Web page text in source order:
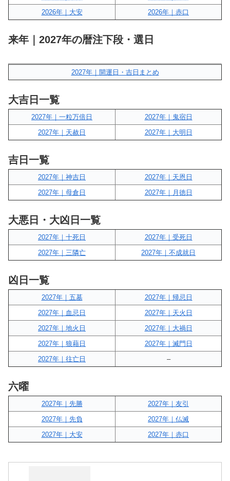
2026年｜大安
2026年｜赤口
来年｜2027年の暦注下段・選日
2027年｜開運日・吉日まとめ
大吉日一覧
2027年｜一粒万倍日
2027年｜鬼宿日
2027年｜天赦日
2027年｜大明日
吉日一覧
2027年｜神吉日
2027年｜天恩日
2027年｜母倉日
2027年｜月徳日
大悪日・大凶日一覧
2027年｜十死日
2027年｜受死日
2027年｜三隣亡
2027年｜不成就日
凶日一覧
2027年｜五墓
2027年｜帰忌日
2027年｜血忌日
2027年｜天火日
2027年｜地火日
2027年｜大禍日
2027年｜狼藉日
2027年｜滅門日
2027年｜往亡日
–
六曜
2027年｜先勝
2027年｜友引
2027年｜先負
2027年｜仏滅
2027年｜大安
2027年｜赤口